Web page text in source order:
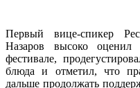
Первый вице-спикер
Назаров высоко оценил
фестивале,
блюда и отметил, что
дальше продолжать